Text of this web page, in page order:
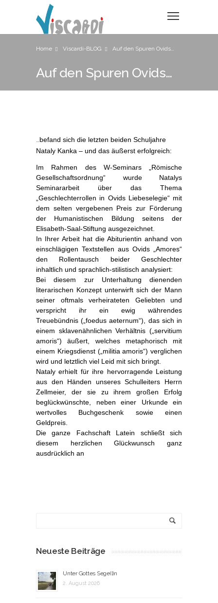
Home Viscardi-BLOG Auf den Spuren Ovids…
Auf den Spuren Ovids…
befand sich die letzten beiden Schuljahre
Nataly Kanka – und das äußerst erfolgreich:
Im Rahmen des W-Seminars „Römische
Gesellschaftsordnung“ wurde Natalys
Seminararbeit über das Thema
„Geschlechterrollen in Ovids Liebeselegie“ mit
dem selten vergebenen Preis zur Förderung
der Humanistischen Bildung seitens der
Elisabeth-Saal-Stiftung ausgezeichnet.
In Ihrer Arbeit hat die Abiturientin anhand von
einschlägigen Textstellen aus Ovids „Amores“
den Rollentausch beider Geschlechter
inhaltlich und sprachlich-stilistisch analysiert:
Bei diesem zur Unterhaltung dienenden
literarischen Konzept unterwirft sich der Mann
seiner oftmals verheirateten Geliebten und
verspricht ihr ein ewig währendes
Treuebündnis („foedus aeternum“), das sich in
einem sklavenähnlichen Verhältnis („servitium
amoris“) äußert, welches metaphorisch mit
einem Kriegsdienst („militia amoris“) verglichen
wird und letztlich viel Leid mit sich bringt.
Nataly erhielt für ihre hervorragende Leistung
aus den Händen unseres Schulleiters Herrn
Zellmeier, der sie zu ihrem großen Erfolg
beglückwünschte, neben einer Urkunde ein
wertvolles Buchgeschenk sowie einen
Geldpreis.
Die ganze Fachschaft Latein schließt sich
diesem herzlichen Glückwunsch ganz
ausdrücklich an
Neueste Beiträge
Unter Gottes Sege(l)n
2. August 2026